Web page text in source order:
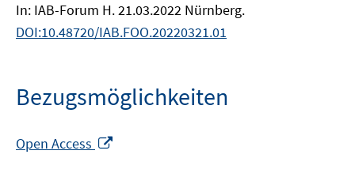
In: IAB-Forum H. 21.03.2022 Nürnberg.
DOI:10.48720/IAB.FOO.20220321.01
Bezugsmöglichkeiten
Open Access